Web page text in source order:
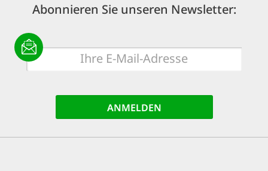
Abonnieren Sie unseren Newsletter:
E-
Mail